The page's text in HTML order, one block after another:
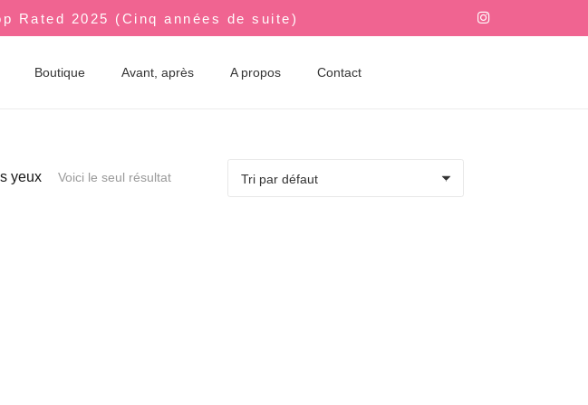
Rated 2025 (Cinq années de suite)
Boutique Avant, après A propos Contact
yeux Voici le seul résultat